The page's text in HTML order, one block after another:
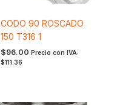
CODO 90 ROSCADO
150 T316 1
$96.00 Precio con IVA:
$111.36